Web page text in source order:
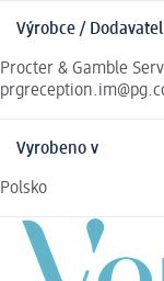
Výrobce / Dodavatel
Procter & Gamble
Vyrobeno v
Polsko